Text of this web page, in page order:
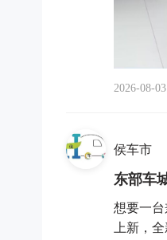
2026-08-03
侯车市
东部车
想要一
上新，